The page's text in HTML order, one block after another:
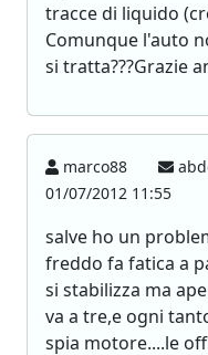
tracce di liquido
Comunque l'auto
si tratta???Grazie
marco88
01/07/2012 11:55
salve ho un
freddo fa fatica a
si stabilizza ma
va a tre,e ogni
spia motore....le